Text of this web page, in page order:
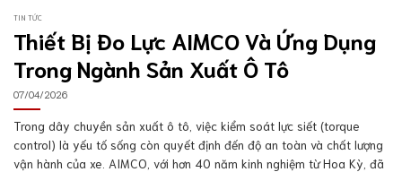
TIN TỨC
Thiết Bị Đo Lực AIMCO Và Ứng Dụng
Trong Ngành Sản Xuất Ô Tô
07/04/2026
Trong dây chuyền sản xuất ô tô, việc kiểm soát lực siết (torque
control) là yếu tố sống còn quyết định đến độ an toàn và chất lượng
vận hành của xe. AIMCO, với hơn 40 năm kinh nghiệm từ Hoa Kỳ, đã